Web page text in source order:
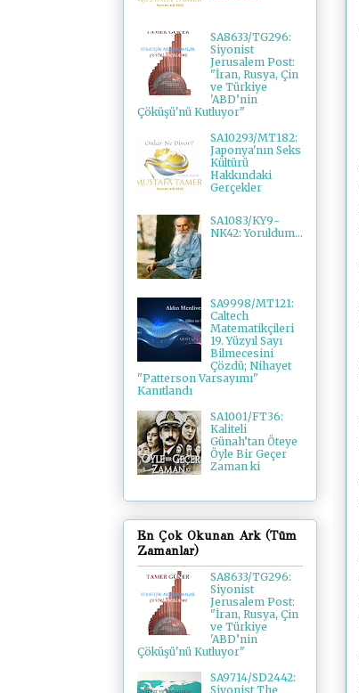
SA8633/TG296:
Siyonist
Jerusalem Post:
"İran, Rusya, Çin
ve Türkiye
'ABD’nin
Çöküşü'nü Kutluyor"
SA10293/MT182:
Japonya'nın Seks
Kültürü
Hakkındaki
Gerçekler
SA1083/KY9-
NK42: Yoruldum...
SA9998/MT121:
Caltech
Matematikçileri
19. Yüzyıl Sayı
Bilmecesini
Çözdü; Nihayet
"Patterson Varsayımı"
Kanıtlandı
SA1001/FT36:
Kaliteli
Günah’tan Öteye
Öyle Bir Geçer
Zaman ki
En Çok Okunan Ark (Tüm
Zamanlar)
SA8633/TG296:
Siyonist
Jerusalem Post:
"İran, Rusya, Çin
ve Türkiye
'ABD’nin
Çöküşü'nü Kutluyor"
SA9714/SD2442:
Siyonist The